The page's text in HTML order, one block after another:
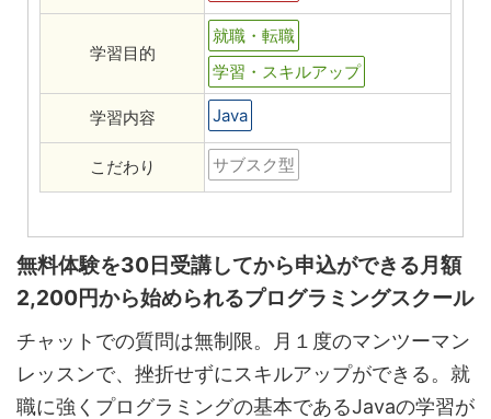
学習目的
就職・転職
学習・スキルアップ
学習内容 Java
こだわり サブスク型
無料体験を30日受講してから申込ができる月額
2,200円から始められるプログラミングスクール
チャットでの質問は無制限。月１度のマンツーマン
レッスンで、挫折せずにスキルアップができる。就
職に強くプログラミングの基本であるJavaの学習が